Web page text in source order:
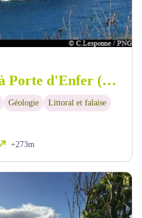
D'Anse Laborde à Porte d'Enfer (BNGT 2)
Géologie
Littoral et falaise
+273m